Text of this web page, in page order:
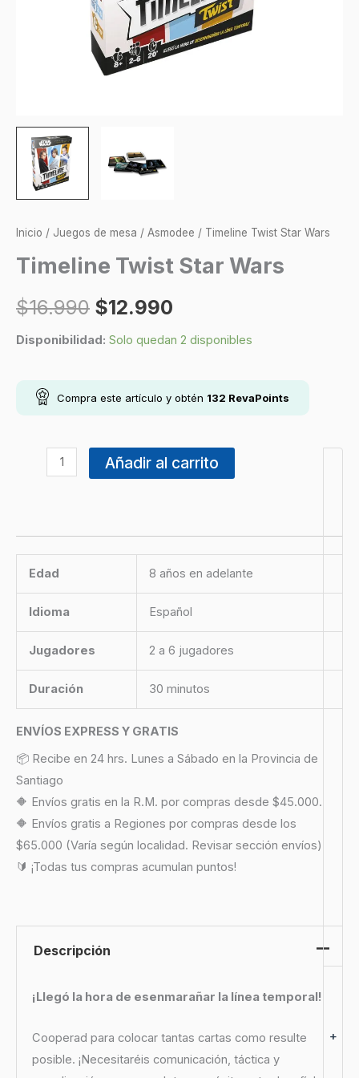
Inicio / Juegos de mesa / Asmodee / Timeline Twist Star Wars
Timeline Twist Star Wars
$16.990 $12.990
Disponibilidad: Solo quedan 2 disponibles
Compra este artículo y obtén 132 RevaPoints
+
Añadir al carrito
Edad 8 años en adelante
Idioma Español
Jugadores 2 a 6 jugadores
Duración 30 minutos
ENVÍOS EXPRESS Y GRATIS
📦 Recibe en 24 hrs. Lunes a Sábado en la Provincia de
Santiago
🔶 Envíos gratis en la R.M. por compras desde $45.000.
🔶 Envíos gratis a Regiones por compras desde los
$65.000 (Varía según localidad. Revisar sección envíos)
🔰 ¡Todas tus compras acumulan puntos!
Descripción
¡Llegó la hora de esenmarañar la línea temporal!
Cooperad para colocar tantas cartas como resulte
posible. ¡Necesitaréis comunicación, táctica y